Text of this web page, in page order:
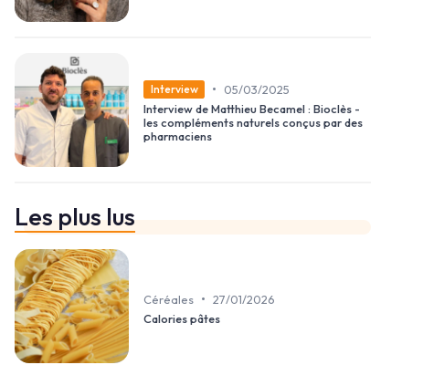
Interview •
05/03/2025
Interview de Matthieu Becamel : Bioclès -
les compléments naturels conçus par des
pharmaciens
Les plus lus
Céréales • 27/01/2026
Calories pâtes